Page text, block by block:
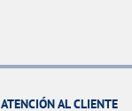
ATENCIÓN AL CLIENTE